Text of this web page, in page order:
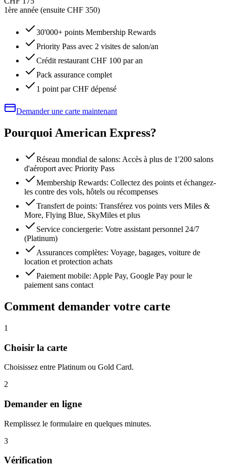
1ère année (ensuite CHF 350)
30'000+ points Membership Rewards
Priority Pass avec 2 visites de salon/an
Crédit restaurant CHF 100 par an
Pack assurance complet
1 point par CHF dépensé
Demander une carte maintenant
Pourquoi American Express?
Réseau mondial de salons: Accès à plus de 1'200 salons
d'aéroport avec Priority Pass
Membership Rewards: Collectez des points et échangez-
les contre des vols, hôtels ou récompenses
Transfert de points: Transférez vos points vers Miles &
More, Flying Blue, SkyMiles et plus
Service conciergerie: Votre assistant personnel 24/7
(Platinum)
Assurances complètes: Voyage, bagages, voiture de
location et protection achats
Paiement mobile: Apple Pay, Google Pay pour le
paiement sans contact
Comment demander votre carte
1
Choisir la carte
Choisissez entre Platinum ou Gold Card.
2
Demander en ligne
Remplissez le formulaire en quelques minutes.
3
Vérification